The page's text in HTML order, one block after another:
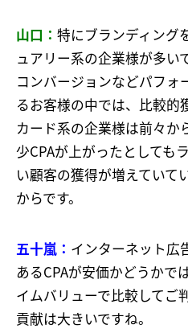
山口： 特にブランディング
ュアリー系の企業様が多い
コンバージョンなどパフォ
るお客様の中では、比較的
カード系の企業様は前々か
少CPAが上がったとしても
い顧客の獲得が増えていて
からです。
五十嵐： インターネット広
あるCPAが安価かどうかで
イムバリューで比較してご
貢献は大きいですね。